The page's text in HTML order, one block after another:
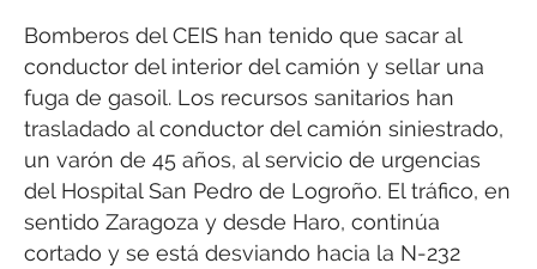
Bomberos del CEIS han tenido que sacar al
conductor del interior del camión y sellar una
fuga de gasoil. Los recursos sanitarios han
trasladado al conductor del camión siniestrado,
un varón de 45 años, al servicio de urgencias
del Hospital San Pedro de Logroño. El tráfico, en
sentido Zaragoza y desde Haro, continúa
cortado y se está desviando hacia la N-232